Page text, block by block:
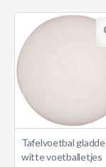
Tafelvoetbal gladde
witte voetballetjes